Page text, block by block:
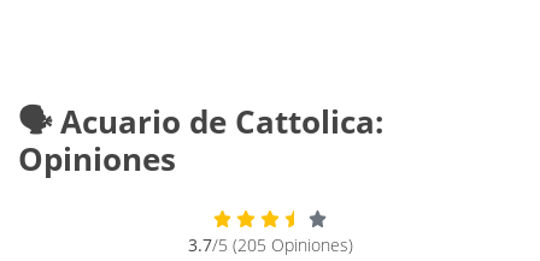
🗣️ Acuario de Cattolica:
Opiniones
3.7/5 (205 Opiniones)